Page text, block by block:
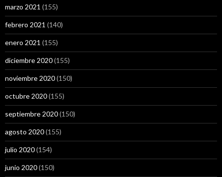
marzo 2021 (155)
febrero 2021 (140)
enero 2021 (155)
diciembre 2020(155)
noviembre 2020(150)
octubre 2020(155)
septiembre 2020(150)
agosto 2020(155)
julio 2020(154)
junio 2020(150)